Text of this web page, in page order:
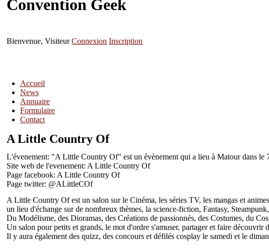
Convention Geek
Bienvenue, VisiteurConnexion Inscription
Accueil
News
Annuaire
Formulaire
Contact
A Little Country Of
L'évenement: "A Little Country Of" est un évènement qui a lieu à Matour dans le
Site web de l'evenement: A Little Country Of
Page facebook: A Little Country Of
Page twitter: @ALittleCOf
A Little Country Of est un salon sur le Cinéma, les séries TV, les mangas et
un lieu d'échange sur de nombreux thèmes, la science-fiction, Fantasy,
Du Modélisme, des Dioramas, des Créations de passionnés, des Costumes, du
Un salon pour petits et grands, le mot d'ordre s'amuser, partager et faire découvrir
Il y aura également des quizz, des concours et défilés cosplay le samedi et le